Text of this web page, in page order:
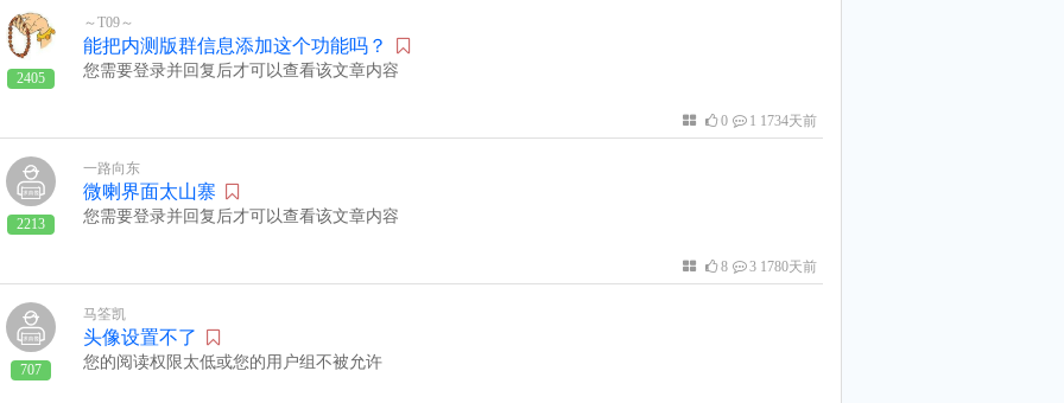
2405
～T09～
能把内测版群信息添加这个功能吗？
您需要登录并回复后才可以查看该文章内容
0 1 1734天前
2213
一路向东
微喇界面太山寨
您需要登录并回复后才可以查看该文章内容
8 3 1780天前
707
马筌凯
头像设置不了
您的阅读权限太低或您的用户组不被允许